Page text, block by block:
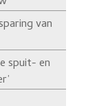
van
spuit- en